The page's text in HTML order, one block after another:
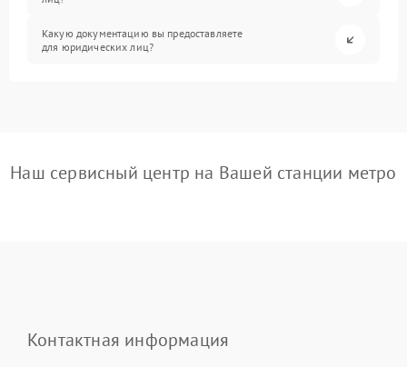
Какую документацию вы предоставляете
для юридических лиц?
Наш сервисный центр на Вашей станции метро
Контактная информация